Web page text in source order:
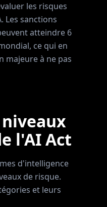
les risques
Les sanctions
atteindre 6
ce qui en
majeure à ne pas
l'AI Act
d'intelligence
de risque.
et leurs